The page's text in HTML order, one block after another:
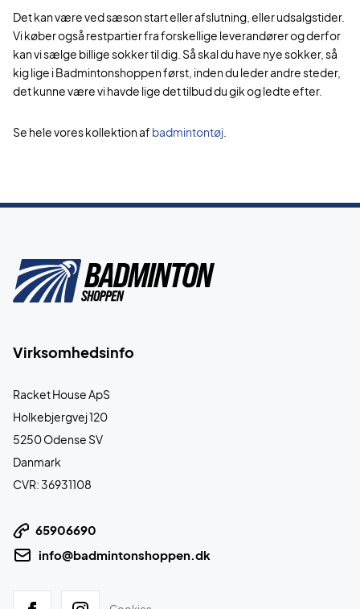
Det kan være ved sæson start eller afslutning, eller udsalgstider.
Vi køber også restpartier fra forskellige leverandører og derfor
kan vi sælge billige sokker til dig. Så skal du have nye sokker, så
kig lige i Badmintonshoppen først, inden du leder andre steder,
det kunne være vi havde lige det tilbud du gik og ledte efter.
Se hele vores kollektion af badmintontøj
Virksomhedsinfo
Racket House ApS
Holkebjergvej 120
5250 Odense SV
Danmark
CVR: 36931108
65906690
info@badmintonshoppen.dk